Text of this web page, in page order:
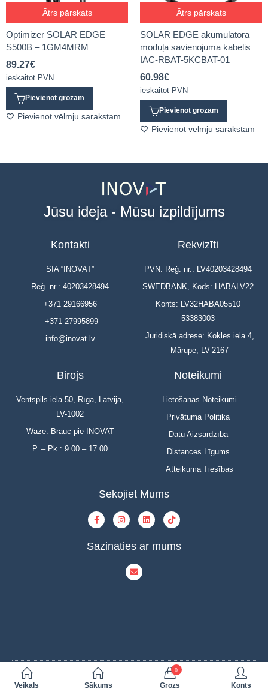
Ātrs pārskats
Optimizer SOLAR EDGE
S500B – 1GM4MRM
89.27€
ieskaitot PVN
Pievienot grozam
Pievienot vēlmju sarakstam
Ātrs pārskats
SOLAR EDGE akumulatora
moduļa savienojuma kabelis
IAC-RBAT-5KCBAT-01
60.98€
ieskaitot PVN
Pievienot grozam
Pievienot vēlmju sarakstam
Jūsu ideja - Mūsu izpildījums
Kontakti
SIA “INOVAT”
Reģ. nr.: 40203428494
+371 29166956
+371 27995899
info@inovat.lv
Rekvizīti
PVN. Reģ. nr.: LV40203428494
SWEDBANK, Kods: HABALV22
Konts: LV32HABA05510
53383003
Juridiskā adrese: Kokles iela 4,
Mārupe, LV-2167
Birojs
Ventspils iela 50, Rīga, Latvija,
LV-1002
Waze: Brauc pie INOVAT
P. – Pk.: 9.00 – 17.00
Noteikumi
Lietošanas Noteikumi
Privātuma Politika
Datu Aizsardzība
Distances Līgums
Atteikuma Tiesības
Sekojiet Mums
Sazinaties ar mums
© Copyright 2023 | INOVAT | All Rights Reserved | Powered by INOVAT
Veikals Sākums
0
Grozs Konts